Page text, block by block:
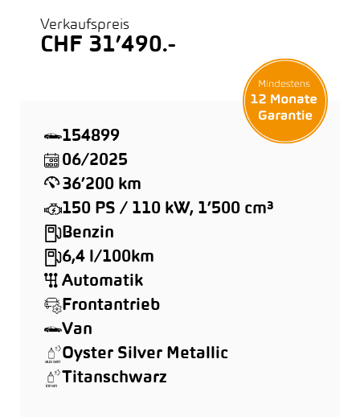
Verkaufspreis
CHF 31’490.-
154899
06/2025
36’200 km
150 PS / 110 kW, 1’500 cm³
Benzin
6,4 l/100km
Automatik
Frontantrieb
Van
Oyster Silver Metallic
Titanschwarz